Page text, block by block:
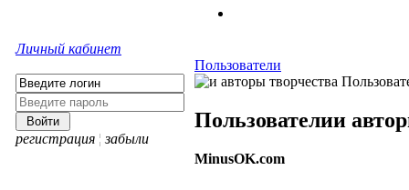
Личный кабинет
регистрация ¦ забыли
Пользователи
Пользователии
MinusOK.com